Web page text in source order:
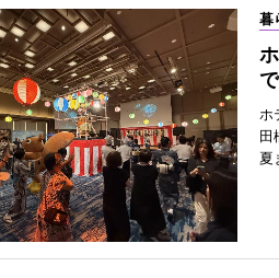
暮
ホ
田
夏